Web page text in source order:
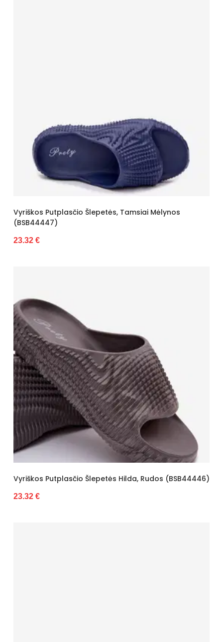
Vyriškos Putplasčio Šlepetės, Tamsiai Mėlynos
(BSB44447)
23.32 €
Vyriškos Putplasčio Šlepetės Hilda, Rudos (BSB44446)
23.32 €